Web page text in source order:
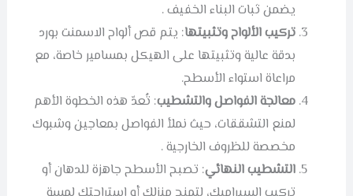
يضمن ثبات البناء الخفيف .
تركيب الألواح وتثبيتها: يتم قص ألواح الاسمنت بورد
بدقة عالية وتثبيتها على الهيكل بمسامير خاصة، مع
مراعاة استواء الأسطح.
معالجة الفواصل والتشطيب: تُعدّ هذه الخطوة الأهم
لمنع التشققات، حيث نملأ الفواصل بمعاجين وشبوك
مخصصة للظروف الخارجية .
التشطيب النهائي: تصبح الأسطح جاهزة للدهان أو